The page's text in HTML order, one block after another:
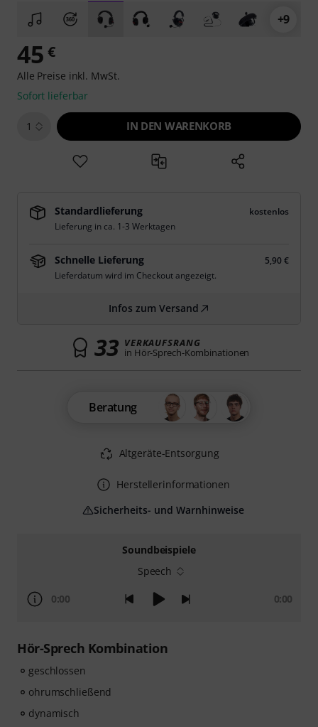
+9
Soundbeispiele
Speech
0:00 0:00
Hör-Sprech Kombination
geschlossen
ohrumschließend
dynamisch
45 €
Alle Preise inkl. MwSt.
Sofort lieferbar
1 IN DEN WARENKORB
Standardlieferung
kostenlos
Lieferung in ca. 1-3 Werktagen
Schnelle Lieferung
5,90 €
Lieferdatum wird im Checkout angezeigt.
Infos zum Versand
33 VERKAUFSRANG
in Hör-Sprech-Kombinationen
Beratung
Altgeräte-Entsorgung
Herstellerinformationen
Sicherheits- und Warnhinweise